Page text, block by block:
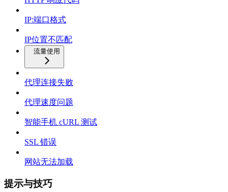
IP:端口格式
IP位置不匹配
流量使用
代理连接失败
代理速度问题
智能手机 cURL 测试
SSL 错误
网站无法加载
提示与技巧